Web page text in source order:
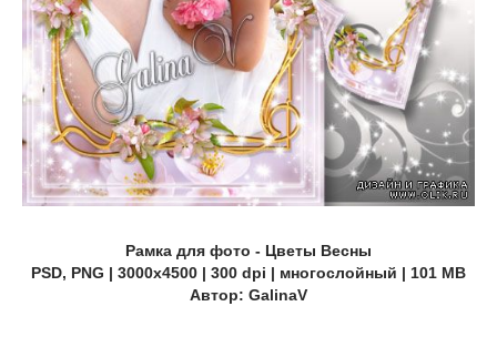
Рамка для фото - Цветы Весны
PSD, PNG | 3000x4500 | 300 dpi | многослойный | 101 MB
Автор: GalinaV